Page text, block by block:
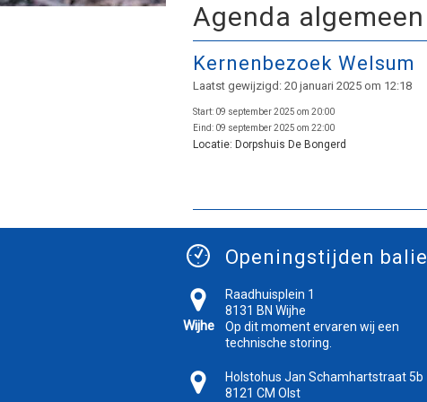
Agenda algemeen
Kernenbezoek Welsum
Laatst gewijzigd: 20 januari 2025 om 12:18
Start: 09 september 2025 om 20:00
Eind: 09 september 2025 om 22:00
Locatie: Dorpshuis De Bongerd
Openingstijden balie
Wijhe
Raadhuisplein 1
8131 BN Wijhe
Op dit moment ervaren wij een
technische storing.
Holstohus Jan Schamhartstraat 5b
8121 CM Olst